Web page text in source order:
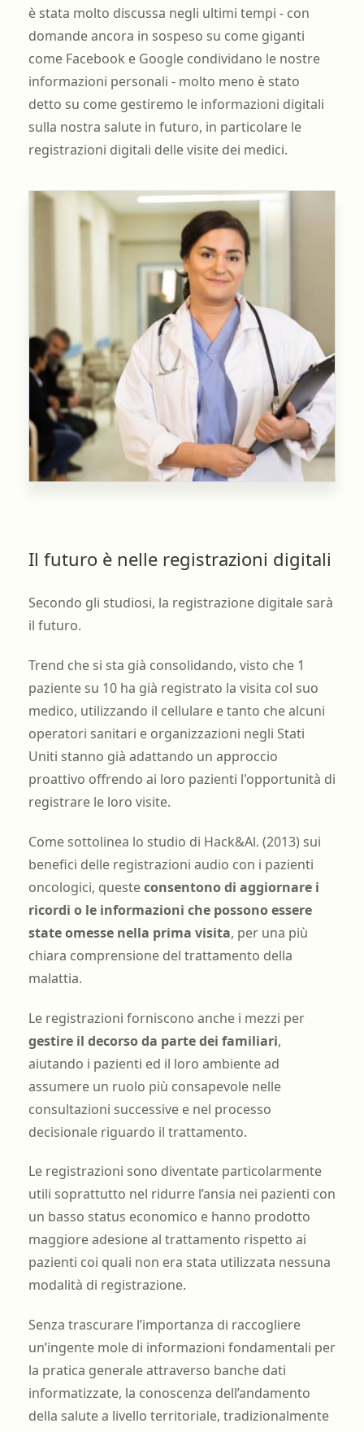
è stata molto discussa negli ultimi tempi - con
domande ancora in sospeso su come giganti
come Facebook e Google condividano le nostre
informazioni personali - molto meno è stato
detto su come gestiremo le informazioni digitali
sulla nostra salute in futuro, in particolare le
registrazioni digitali delle visite dei medici.
Il futuro è nelle registrazioni digitali
Secondo gli studiosi, la registrazione digitale sarà
il futuro.
Trend che si sta già consolidando, visto che 1
paziente su 10 ha già registrato la visita col suo
medico, utilizzando il cellulare e tanto che alcuni
operatori sanitari e organizzazioni negli Stati
Uniti stanno già adattando un approccio
proattivo offrendo ai loro pazienti l'opportunità di
registrare le loro visite.
Come sottolinea lo studio di Hack&Al. (2013) sui
benefici delle registrazioni audio con i pazienti
oncologici, questeconsentono di aggiornare i
ricordi o le informazioni che possono essere
state omesse nella prima visita, per una più
chiara comprensione del trattamento della
malattia.
Le registrazioni forniscono anche i mezzi per
gestire il decorso da parte dei familiari,
aiutando i pazienti ed il loro ambiente ad
assumere un ruolo più consapevole nelle
consultazioni successive e nel processo
decisionale riguardo il trattamento.
Le registrazioni sono diventate particolarmente
utili soprattutto nel ridurre l’ansia nei pazienti con
un basso status economico e hanno prodotto
maggiore adesione al trattamento rispetto ai
pazienti coi quali non era stata utilizzata nessuna
modalità di registrazione.
Senza trascurare l’importanza di raccogliere
un’ingente mole di informazioni fondamentali per
la pratica generale attraverso banche dati
informatizzate, la conoscenza dell’andamento
della salute a livello territoriale, tradizionalmente